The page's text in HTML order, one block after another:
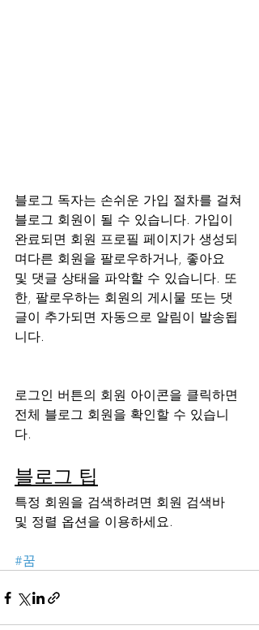
블로그 독자는 손쉬운 가입 절차를 걸쳐
블로그 회원이 될 수 있습니다. 가입이
완료되면 회원 프로필 페이지가 생성되
며다른 회원을 팔로우하거나, 좋아요
및 댓글 상태을 파악할 수 있습니다. 또
한, 팔로우하는 회원의 게시물 또는 댓
글이 추가되면 자동으로 알림이 발송됩
니다.
로그인 버튼의 회원 아이콘을 클릭하면
전체 블로그 회원을 확인할 수 있습니
다.
블로그 팁
특정 회원을 검색하려면 회원 검색바
및 정렬 옵션을 이용하세요.
#꿈